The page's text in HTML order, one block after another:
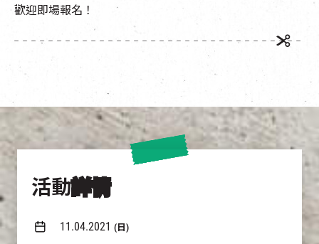
活動詳情
11.04.2021 (日)
歡迎即場報名！